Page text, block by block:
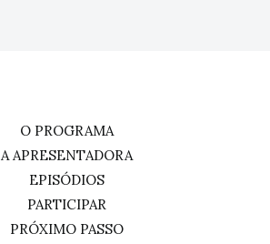
O PROGRAMA
A APRESENTADORA
EPISÓDIOS
PARTICIPAR
PRÓXIMO PASSO